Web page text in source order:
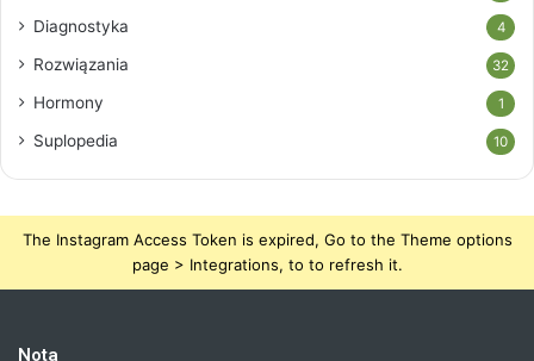
Diagnostyka 4
Rozwiązania 32
Hormony 1
Suplopedia 10
The Instagram Access Token is expired, Go to the Theme options
page > Integrations, to to refresh it.
Nota